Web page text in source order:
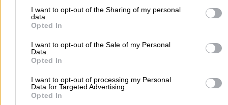
to Google and its third-party tags to use your data for below
purposes in below Google consent section.
I want to opt-out of the Sharing of my personal
data.
Opted In
I want to opt-out of the Sale of my Personal
Data.
Opted In
I want to opt-out of processing my Personal
Data for Targeted Advertising.
Opted In
Όπλα & Κυνηγιού Είδη
Μετακομίσεις & Μεταφορές
Ψυχολόγοι
Συνεργεία Αυτοκινήτων
Υδραυλικοί - Υδραυλικές Εγκαταστάσεις